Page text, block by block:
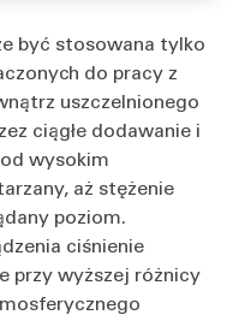
być stosowana tylko
do pracy z
uszczelnionego
ciągłe dodawanie i
wysokim
aż stężenie
poziom.
ciśnienie
przy wyższej różnicy